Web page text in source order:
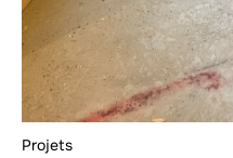
Projets